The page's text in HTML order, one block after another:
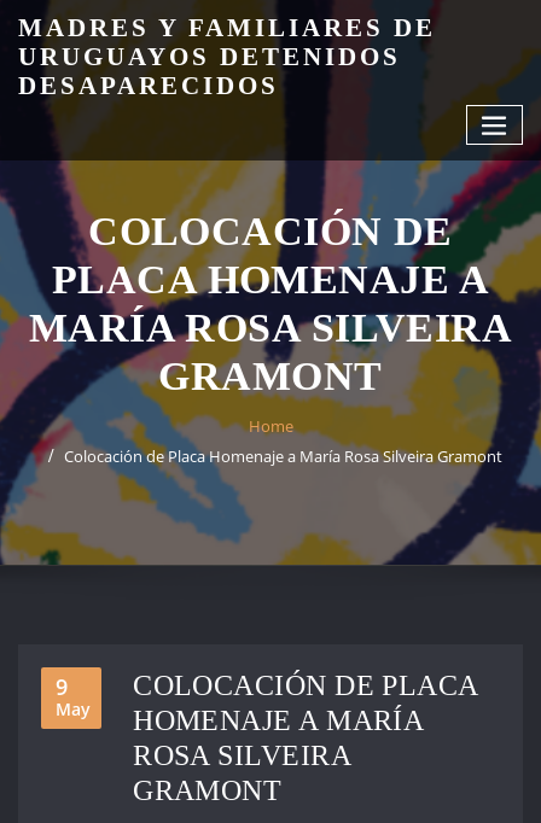
content
MADRES Y FAMILIARES DE
URUGUAYOS DETENIDOS
DESAPARECIDOS
COLOCACIÓN DE
PLACA HOMENAJE A
MARÍA ROSA SILVEIRA
GRAMONT
Home
Colocación de Placa Homenaje a María Rosa Silveira Gramont
9
May
COLOCACIÓN DE PLACA
HOMENAJE A MARÍA
ROSA SILVEIRA
GRAMONT